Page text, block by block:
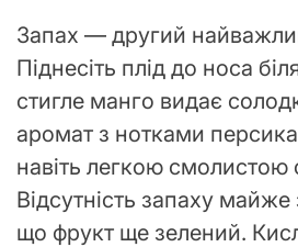
Запах — другий
Піднесіть плід до носа
стигле манго видає
аромат з нотками
навіть легкою смолистою
Відсутність запаху
що фрукт ще зелений.